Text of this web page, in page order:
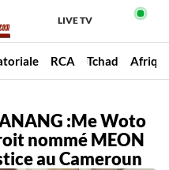
LIVE TV
RCA Tchad
:Me Woto
nommé MEON
au Cameroun